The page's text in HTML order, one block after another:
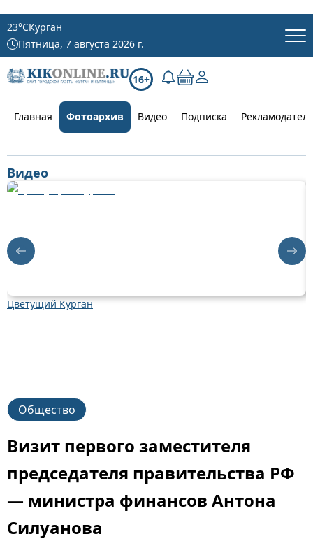
23°CКурган
Пятница, 7 августа 2026 г.
16+
Главная Фотоархив Видео Подписка
Видео
Цветущий Курган
Общество
Визит первого заместителя
председателя правительства РФ
— министра финансов Антона
Силуанова